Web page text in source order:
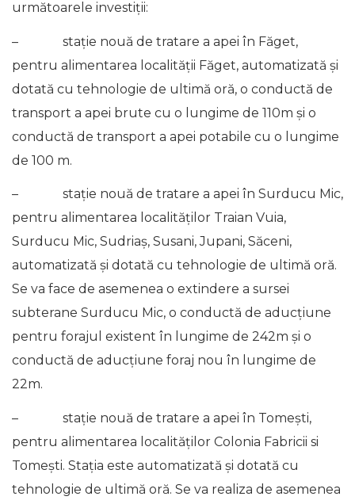
următoarele investiții:
– stație nouă de tratare a apei în Făget,
pentru alimentarea localității Făget, automatizată și
dotată cu tehnologie de ultimă oră, o conductă de
transport a apei brute cu o lungime de 110m și o
conductă de transport a apei potabile cu o lungime
de 100 m.
– stație nouă de tratare a apei în Surducu Mic,
pentru alimentarea localităților Traian Vuia,
Surducu Mic, Sudriaș, Susani, Jupani, Săceni,
automatizată și dotată cu tehnologie de ultimă oră.
Se va face de asemenea o extindere a sursei
subterane Surducu Mic, o conductă de aducțiune
pentru forajul existent în lungime de 242m și o
conductă de aducțiune foraj nou în lungime de
22m.
– stație nouă de tratare a apei în Tomești,
pentru alimentarea localităților Colonia Fabricii si
Tomești. Stația este automatizată și dotată cu
tehnologie de ultimă oră. Se va realiza de asemenea